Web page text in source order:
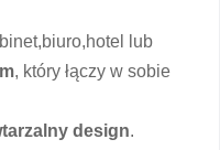
lub
, który łączy w sobie
design.